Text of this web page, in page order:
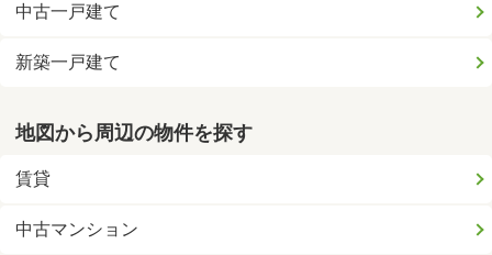
中古一戸建て
新築一戸建て
地図から周辺の物件を探す
賃貸
中古マンション